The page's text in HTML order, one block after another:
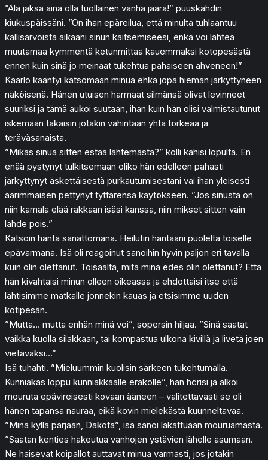
”Älä jaksa aina olla tuollainen vanha jäärä!” puuskahdin
kiukuspäissäni. ”On ihan epäreilua, että minulta tuhlaantuu
kallisarvoista aikaani sinun kaitsemiseesi, enkä voi lähteä
muutamaa kymmentä ketunmittaa kauemmaksi kotopesästä
ennen kuin sinä jo meinaat tukehtua pahaiseen ahveneen!”
Kaarlo kääntyi katsomaan minua ehkä jopa hieman järkyttyneen
näköisenä. Hänen utuisen harmaat silmänsä olivat levinneet
suuriksi ja tämä aukoi suutaan, ihan kuin hän olisi valmistautunut
iskemään takaisin jotakin vähintään yhtä törkeää ja
teräväsanaista.
”Mikäs sinua sitten estää lähtemästä?” kolli kähisi lopulta. En
enää pystynyt tulkitsemaan oliko hän edelleen pahasti
järkyttynyt äskettäisestä purkautumisestani vai ihan yleisesti
äärimmäisen pettynyt tyttärensä käytökseen. ”Jos sinusta on
niin kamala elää rakkaan isäsi kanssa, niin mikset sitten vain
lähde pois.”
Katsoin häntä sanattomana. Heilutin häntääni puolelta toiselle
epävarmana. Isä oli reagoinut sanoihin hyvin paljon eri tavalla
kuin olin olettanut. Toisaalta, mitä minä edes olin olettanut? Että
hän kivahtaisi minun olleen oikeassa ja ehdottaisi itse että
lähtisimme matkalle jonnekin kauas ja etsisimme uuden
kotipesän.
”Mutta… mutta enhän minä voi”, sopersin hiljaa. ”Sinä saatat
vaikka kuolla silakkaan, tai kompastua ulkona kivillä ja livetä joen
vietäväksi…”
Isä tuhahti. ”Mieluummin kuolisin särkeen tukehtumalla.
Kunniakas loppu kunniakkaalle erakolle”, hän hörisi ja alkoi
mouruta epävireisesti kovaan ääneen – valitettavasti se oli
hänen tapansa nauraa, eikä kovin mielekästä kuunneltavaa.
”Minä kyllä pärjään, Dakota”, isä sanoi lakattuaan mouruamasta.
”Saatan kenties hakeutua vanhojen ystävien lähelle asumaan.
Ne haisevat koipallot auttavat minua varmasti, jos jotakin